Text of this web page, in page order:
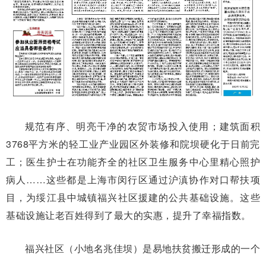
规范有序、明亮干净的农贸市场投入使用；建筑面积
3768平方米的轻工业产业园区外装修和院坝硬化于日前完
工；医生护士在功能齐全的社区卫生服务中心里精心照护
病人……这些都是上海市闵行区通过沪滇协作对口帮扶项
目，为绥江县中城镇福兴社区援建的公共基础设施。这些
基础设施让老百姓得到了最大的实惠，提升了幸福指数。
福兴社区（小地名兆佳坝）是易地扶贫搬迁形成的一个